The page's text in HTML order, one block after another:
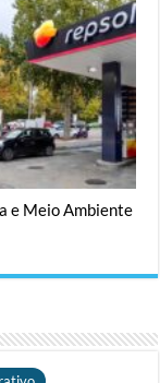
e Meio Ambiente